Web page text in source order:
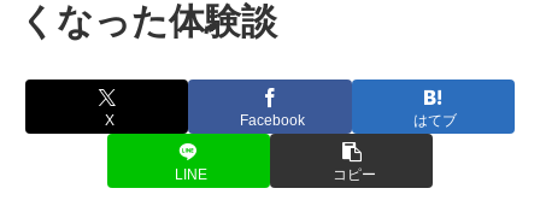
くなった体験談
X Facebook はてブ
LINE コピー